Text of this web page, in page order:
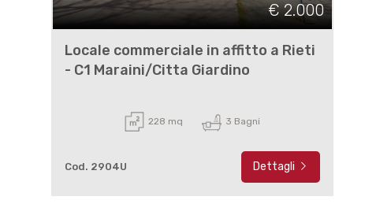
€ 2.000
Locale commerciale in affitto a Rieti
- C1 Maraini/Citta Giardino
228 mq 3 Bagni
Cod. 2904U Dettagli